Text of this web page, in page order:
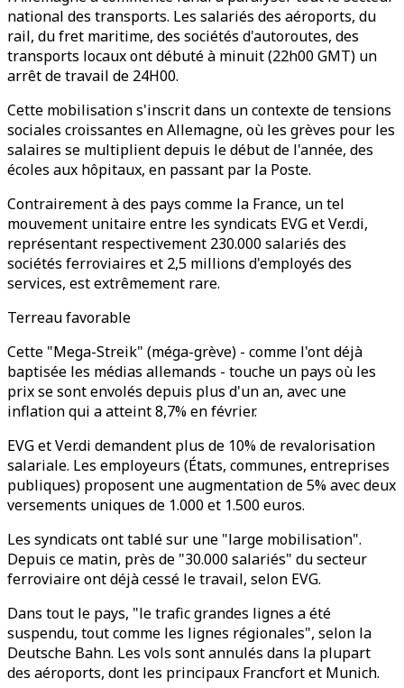
national des transports. Les salariés des aéroports, du
rail, du fret maritime, des sociétés d'autoroutes, des
transports locaux ont débuté à minuit (22h00 GMT) un
arrêt de travail de 24H00.
Cette mobilisation s'inscrit dans un contexte de tensions
sociales croissantes en Allemagne, où les grèves pour les
salaires se multiplient depuis le début de l'année, des
écoles aux hôpitaux, en passant par la Poste.
Contrairement à des pays comme la France, un tel
mouvement unitaire entre les syndicats EVG et Ver.di,
représentant respectivement 230.000 salariés des
sociétés ferroviaires et 2,5 millions d'employés des
services, est extrêmement rare.
Terreau favorable
Cette "Mega-Streik" (méga-grève) - comme l'ont déjà
baptisée les médias allemands - touche un pays où les
prix se sont envolés depuis plus d'un an, avec une
inflation qui a atteint 8,7% en février.
EVG et Ver.di demandent plus de 10% de revalorisation
salariale. Les employeurs (États, communes, entreprises
publiques) proposent une augmentation de 5% avec deux
versements uniques de 1.000 et 1.500 euros.
Les syndicats ont tablé sur une "large mobilisation".
Depuis ce matin, près de "30.000 salariés" du secteur
ferroviaire ont déjà cessé le travail, selon EVG.
Dans tout le pays, "le trafic grandes lignes a été
suspendu, tout comme les lignes régionales", selon la
Deutsche Bahn. Les vols sont annulés dans la plupart
des aéroports, dont les principaux Francfort et Munich.